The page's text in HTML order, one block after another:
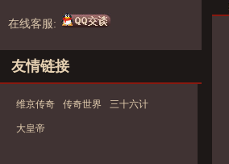
在线客服:
友情链接
维京传奇 传奇世界 三十六计
大皇帝